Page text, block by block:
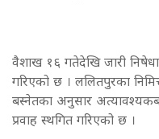
वैशाख १६ गतेदेखि जारी
गरिएको छ । ललितपुरका
बस्नेतका अनुसार
प्रवाह स्थगित गरिएको छ ।